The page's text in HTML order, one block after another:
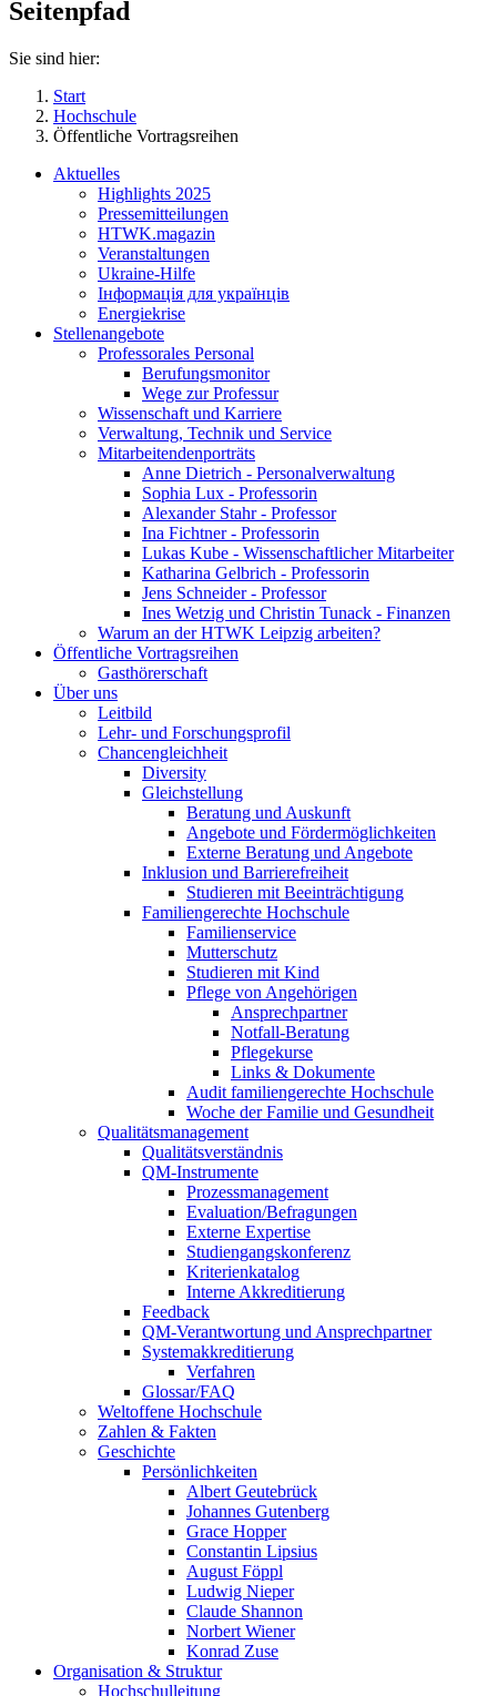
Seitenpfad
Sie sind hier:
Start
Hochschule
Öffentliche Vortragsreihen
Aktuelles
Highlights 2025
Pressemitteilungen
HTWK.magazin
Veranstaltungen
Ukraine-Hilfe
Інформація для українців
Energiekrise
Stellenangebote
Professorales Personal
Berufungsmonitor
Wege zur Professur
Wissenschaft und Karriere
Verwaltung, Technik und Service
Mitarbeitendenporträts
Anne Dietrich - Personalverwaltung
Sophia Lux - Professorin
Alexander Stahr - Professor
Ina Fichtner - Professorin
Lukas Kube - Wissenschaftlicher Mitarbeiter
Katharina Gelbrich - Professorin
Jens Schneider - Professor
Ines Wetzig und Christin Tunack - Finanzen
Warum an der HTWK Leipzig arbeiten?
Öffentliche Vortragsreihen
Gasthörerschaft
Über uns
Leitbild
Lehr- und Forschungsprofil
Chancengleichheit
Diversity
Gleichstellung
Beratung und Auskunft
Angebote und Fördermöglichkeiten
Externe Beratung und Angebote
Inklusion und Barrierefreiheit
Studieren mit Beeinträchtigung
Familiengerechte Hochschule
Familienservice
Mutterschutz
Studieren mit Kind
Pflege von Angehörigen
Ansprechpartner
Notfall-Beratung
Pflegekurse
Links & Dokumente
Audit familiengerechte Hochschule
Woche der Familie und Gesundheit
Qualitätsmanagement
Qualitätsverständnis
QM-Instrumente
Prozessmanagement
Evaluation/Befragungen
Externe Expertise
Studiengangskonferenz
Kriterienkatalog
Interne Akkreditierung
Feedback
QM-Verantwortung und Ansprechpartner
Systemakkreditierung
Verfahren
Glossar/FAQ
Weltoffene Hochschule
Zahlen & Fakten
Geschichte
Persönlichkeiten
Albert Geutebrück
Johannes Gutenberg
Grace Hopper
Constantin Lipsius
August Föppl
Ludwig Nieper
Claude Shannon
Norbert Wiener
Konrad Zuse
Organisation & Struktur
Hochschulleitung